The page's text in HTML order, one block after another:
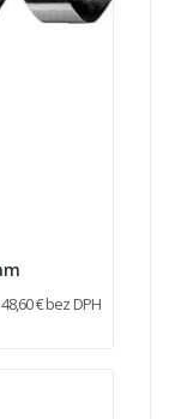
48,60 € bez DPH